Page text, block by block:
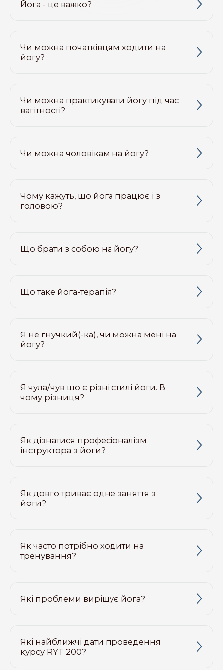
Йога - це важко?
Чи можна початківцям ходити на
йогу?
Чи можна практикувати йогу під час
вагітності?
Чи можна чоловікам на йогу?
Чому кажуть, що йога працює і з
головою?
Що брати з собою на йогу?
Що таке йога-терапія?
Я не гнучкий(-ка), чи можна мені на
йогу?
Я чула/чув що є різні стилі йоги. В
чому різниця?
Як дізнатися професіоналізм
інструктора з йоги?
Як довго триває одне заняття з
йоги?
Як часто потрібно ходити на
тренування?
Які проблеми вирішує йога?
Які найближчі дати проведення
курсу RYT 200?